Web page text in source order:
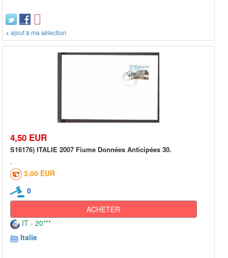
+ ajout à ma sélection
4,50 EUR
S16176) ITALIE 2007 Fiume Données Anticipées 30.
3,00 EUR
0
ACHETER
IT - 20***
Italie